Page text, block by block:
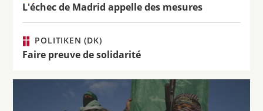
L'échec de Madrid appelle des mesures
POLITIKEN (DK)
Faire preuve de solidarité